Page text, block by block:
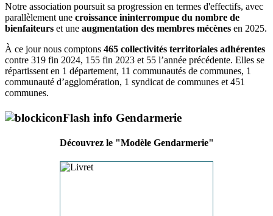
Notre association poursuit sa progression en termes d'effectifs, avec
parallèlement une croissance ininterrompue du nombre de
bienfaiteurs et une augmentation des membres mécènes en 2025.
À ce jour nous comptons 465 collectivités territoriales adhérentes
contre 319 fin 2024, 155 fin 2023 et 55 l’année précédente. Elles se
répartissent en 1 département, 11 communautés de communes, 1
communauté d’agglomération, 1 syndicat de communes et 451
communes.
Flash info Gendarmerie
Découvrez le "Modèle Gendarmerie"